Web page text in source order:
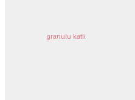
granulu katli